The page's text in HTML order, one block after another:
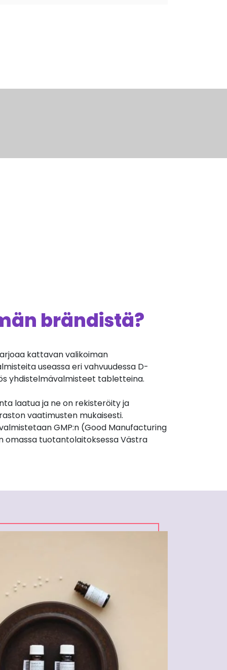
brändistä?
kattavan valikoiman
useassa eri vahvuudessa D-
yhdistelmävalmisteet tabletteina.
laatua ja ne on rekisteröity ja
vaatimusten mukaisesti.
GMP:n (Good Manufacturing
omassa tuotantolaitoksessa Västra